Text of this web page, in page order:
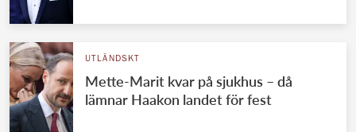
UTLÄNDSKT
Mette-Marit kvar på sjukhus – då
lämnar Haakon landet för fest